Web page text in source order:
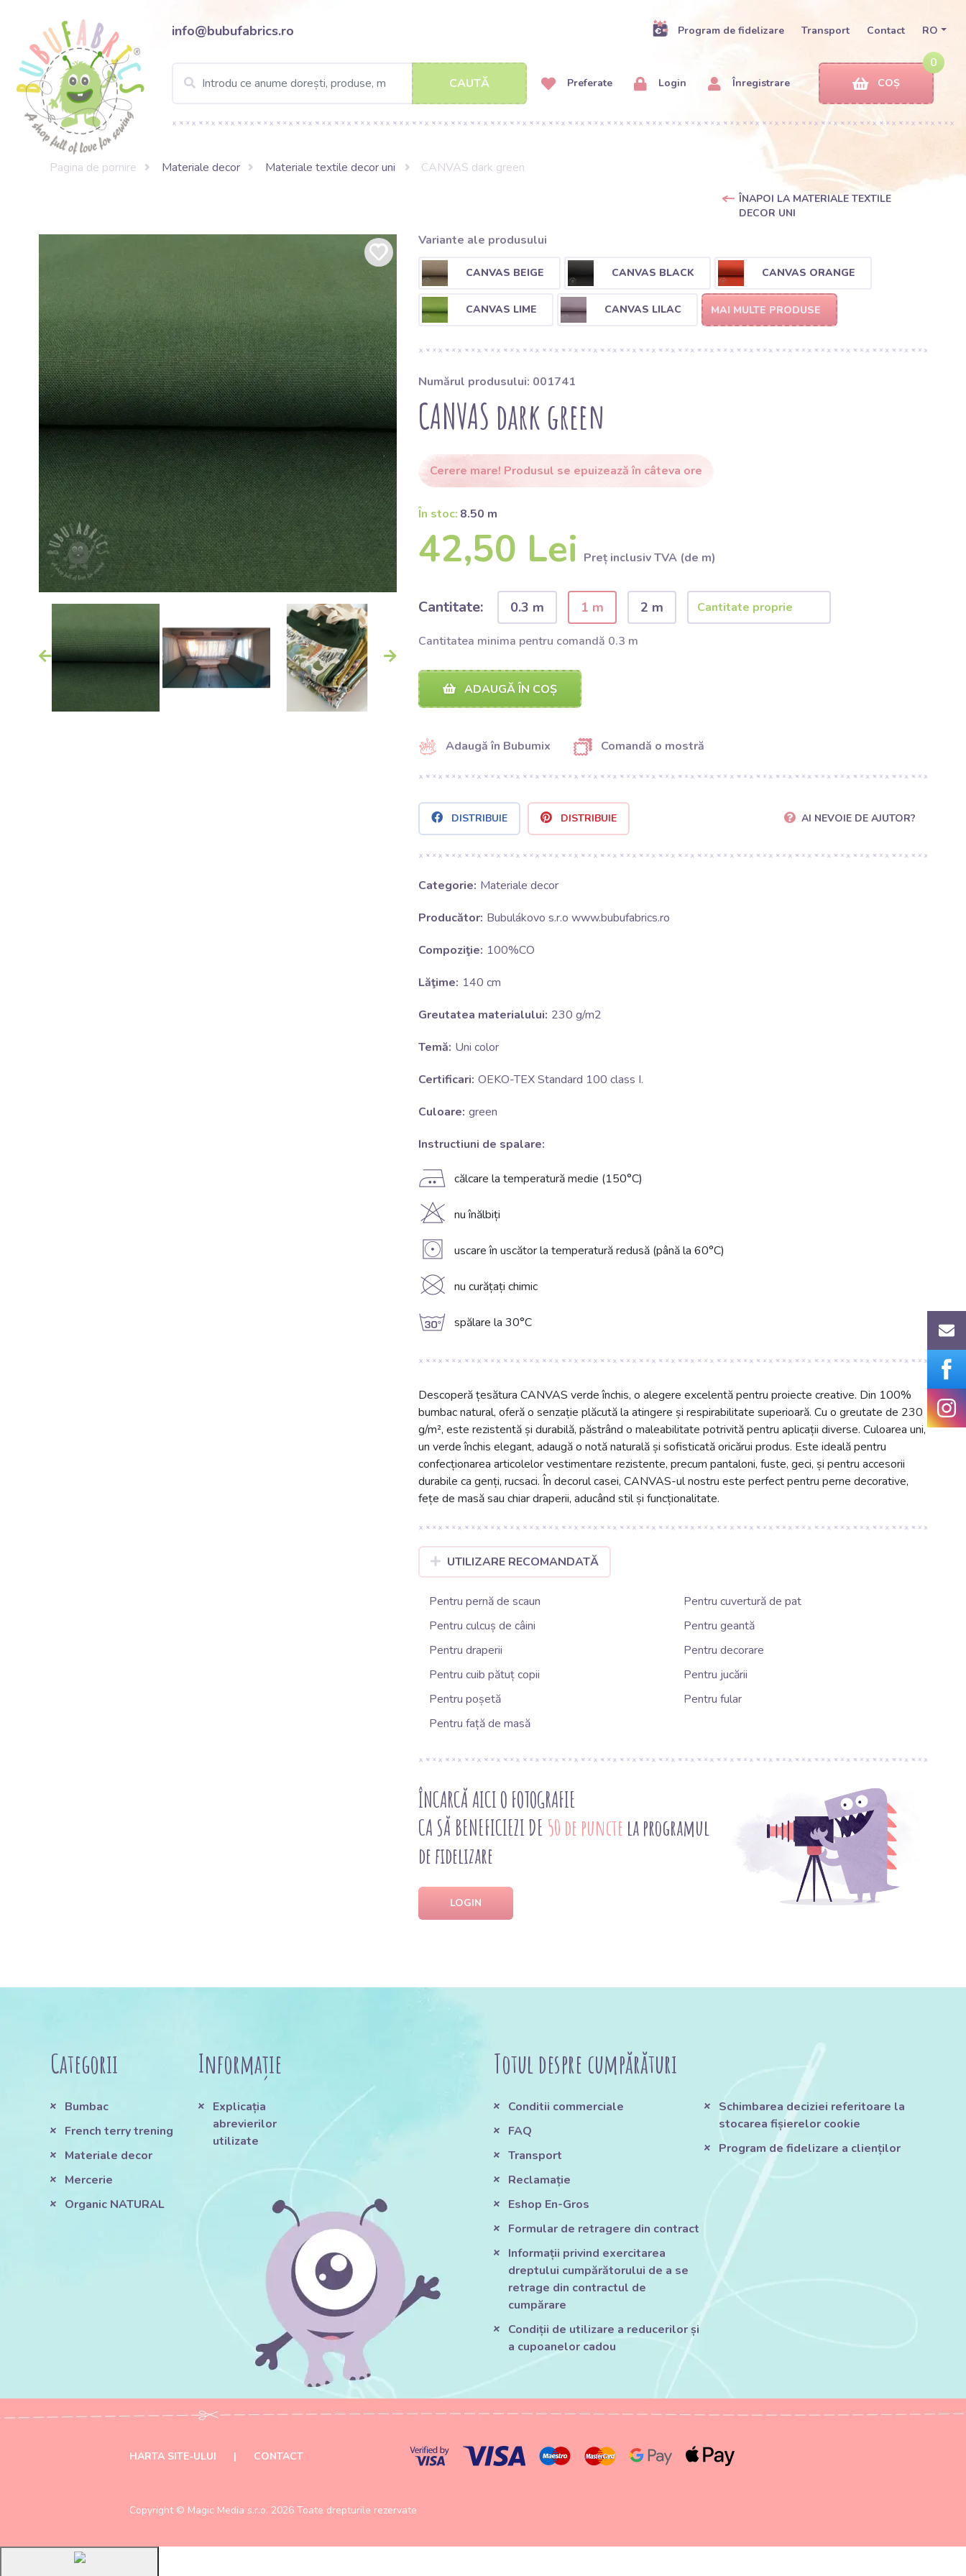
info@bubufabrics.ro Program de fidelizare Transport Contact RO
CAUTĂ Preferate Login Înregistrare
0
COȘ
Pagina de pornire Materiale decor Materiale textile decor uni CANVAS dark green
ÎNAPOI LA MATERIALE TEXTILE
DECOR UNI
Variante ale produsului
CANVAS BEIGE CANVAS BLACK CANVAS ORANGE
CANVAS LIME CANVAS LILAC MAI MULTE PRODUSE
Numărul produsului: 001741
CANVAS dark green
Cerere mare! Produsul se epuizează în câteva ore
În stoc: 8.50 m
42,50 Lei Preț inclusiv TVA (de m)
Cantitate: 0.3 m 1 m 2 m
Cantitatea minima pentru comandă 0.3 m
ADAUGĂ ÎN COȘ
Adaugă în Bubumix Comandă o mostră
DISTRIBUIE DISTRIBUIE AI NEVOIE DE AJUTOR?
Categorie: Materiale decor
Producător: Bubulákovo s.r.o www.bubufabrics.ro
Compoziţie: 100%CO
Lăţime: 140 cm
Greutatea materialului: 230 g/m2
Temă: Uni color
Certificari: OEKO-TEX Standard 100 class I.
Culoare: green
Instructiuni de spalare:
E călcare la temperatură medie (150°C)
H nu înălbiți
V uscare în uscător la temperatură redusă (până la 60°C)
K nu curățați chimic
g spălare la 30°C
Descoperă țesătura CANVAS verde închis, o alegere excelentă pentru proiecte creative. Din 100%
bumbac natural, oferă o senzație plăcută la atingere și respirabilitate superioară. Cu o greutate de 230
g/m², este rezistentă și durabilă, păstrând o maleabilitate potrivită pentru aplicații diverse. Culoarea uni,
un verde închis elegant, adaugă o notă naturală și sofisticată oricărui produs. Este ideală pentru
confecționarea articolelor vestimentare rezistente, precum pantaloni, fuste, geci, și pentru accesorii
durabile ca genți, rucsaci. În decorul casei, CANVAS-ul nostru este perfect pentru perne decorative,
fețe de masă sau chiar draperii, aducând stil și funcționalitate.
UTILIZARE RECOMANDATĂ
Pentru pernă de scaun
Pentru cuvertură de pat
Pentru culcuș de câini
Pentru geantă
Pentru draperii
Pentru decorare
Pentru cuib pătuț copii
Pentru jucării
Pentru poșetă
Pentru fular
Pentru față de masă
ÎNCARCĂ AICI O FOTOGRAFIE
CA SĂ BENEFICIEZI DE 50 de puncte la programul
de fidelizare
LOGIN
Categorii
Bumbac
French terry trening
Materiale decor
Mercerie
Organic NATURAL
Informație
Explicația
abrevierilor
utilizate
Totul despre cumpărături
Conditii commerciale
FAQ
Transport
Reclamație
Eshop En-Gros
Formular de retragere din contract
Informații privind exercitarea
dreptului cumpărătorului de a se
retrage din contractul de
cumpărare
Condiții de utilizare a reducerilor și
a cupoanelor cadou
Schimbarea deciziei referitoare la
stocarea fișierelor cookie
Program de fidelizare a clienților
HARTA SITE-ULUI | CONTACT
Copyright © Magic Media s.r.o. 2026 Toate drepturile rezervate